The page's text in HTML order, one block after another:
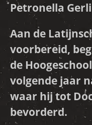
Petronella
Aan de
voorbereid,
de
volgende jaar
waar hij tot
bevorderd.